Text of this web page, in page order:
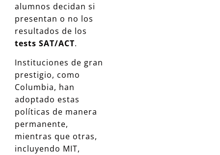
alumnos decidan si
presentan o no los
resultados de los
tests SAT/ACT.
Instituciones de gran
prestigio, como
Columbia, han
adoptado estas
políticas de manera
permanente,
mientras que otras,
incluyendo MIT,